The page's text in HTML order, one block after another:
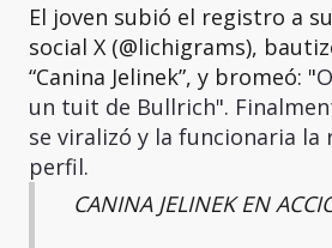
El joven subió el registro a
social X (@lichigrams),
“Canina Jelinek”, y bromeó: "
un tuit de Bullrich".
se viralizó y la funcionaria la
perfil.
CANINA JELINEK EN